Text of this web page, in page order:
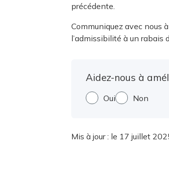
précédente.
Communiquez avec nous à
l’admissibilité à un rabais
Aidez-nous à
Oui Non
Mis à jour : le 17 juillet